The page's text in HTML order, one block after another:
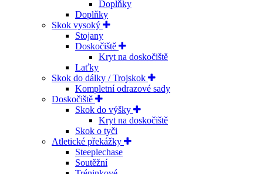
Doplňky
Doplňky
Skok vysoký
Stojany
Doskočiště
Kryt na doskočiště
Laťky
Skok do dálky / Trojskok
Kompletní odrazové sady
Doskočiště
Skok do výšky
Kryt na doskočiště
Skok o tyči
Atletické překážky
Steeplechase
Soutěžní